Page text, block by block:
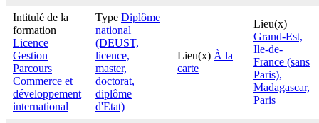
Intitulé de la
formation
Licence
Gestion
Parcours
Commerce et
développement
international
Type Diplôme
national
(DEUST,
licence,
master,
doctorat,
diplôme
d'Etat)
Lieu(x) À la
carte
Lieu(x)
Grand-Est,
Ile-de-
France (sans
Paris),
Madagascar,
Paris